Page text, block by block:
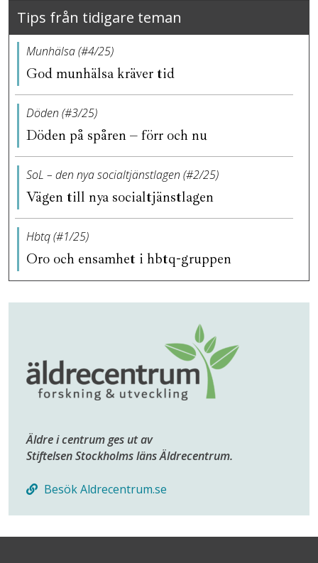
Tips från tidigare teman
Munhälsa (#4/25)
God munhälsa kräver tid
Döden (#3/25)
Döden på spåren – förr och nu
SoL – den nya socialtjänstlagen (#2/25)
Vägen till nya socialtjänstlagen
Hbtq (#1/25)
Oro och ensamhet i hbtq-gruppen
Äldre i centrum ges ut av
Stiftelsen Stockholms läns Äldrecentrum.
Besök Aldrecentrum.se